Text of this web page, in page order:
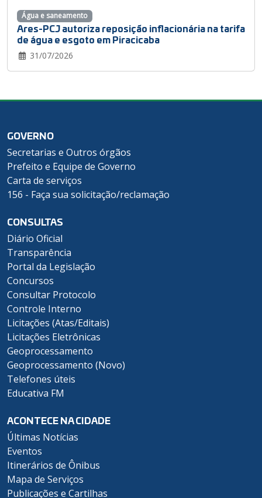
Ares-PCJ autoriza reposição inflacionária na tarifa
de água e esgoto em Piracicaba
31/07/2026
Água e saneamento
GOVERNO
Secretarias e Outros órgãos
Prefeito e Equipe de Governo
Carta de serviços
156 - Faça sua solicitação/reclamação
CONSULTAS
Diário Oficial
Transparência
Portal da Legislação
Concursos
Consultar Protocolo
Controle Interno
Licitações (Atas/Editais)
Licitações Eletrônicas
Geoprocessamento
Geoprocessamento (Novo)
Telefones úteis
Educativa FM
ACONTECE NA CIDADE
Últimas Notícias
Eventos
Itinerários de Ônibus
Mapa de Serviços
Publicações e Cartilhas